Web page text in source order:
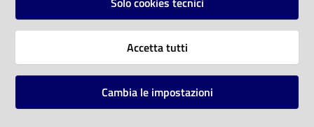
Vai alla pagina
Mappa del sito
Accetta tutti
Cambia le impostazioni